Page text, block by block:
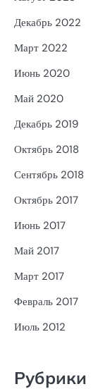
Декабрь 2022
Март 2022
Июнь 2020
Май 2020
Декабрь 2019
Октябрь 2018
Сентябрь 2018
Октябрь 2017
Июнь 2017
Май 2017
Март 2017
Февраль 2017
Июль 2012
Рубрики